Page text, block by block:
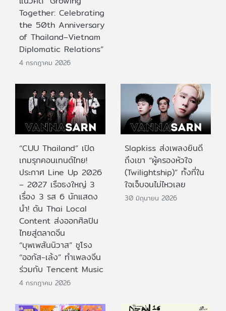
Together: Celebrating
the 50th Anniversary
of Thailand–Vietnam
Diplomatic Relations”
4 กรกฎาคม 2026
“CUU Thailand” เปิด
เกมรุกคอนเทนต์ไทย!
ประกาศ Line Up 2026
– 2027 เรือธงใหญ่ 3
เรื่อง 3 รส 6 นักแสดง
นำ! ดัน Thai Local
Content ส่งออกศิลปิน
ไทยสู่ตลาดจีน
“บุพเพสันนิวาส” ชูโรง
“ออกัส-เล้ง” ทำเพลงจีน
ร่วมกับ Tencent Music
4 กรกฎาคม 2026
Slapkiss ส่งเพลงยินดี
ถึงเขา “ผู้ครองหัวใจ
(Twilightship)” ทั้งที่ใน
ใจเจ็บจนไม่ไหวเลย
30 มิถุนายน 2026